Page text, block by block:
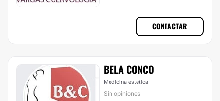
CONTACTAR
BELA CONCO
Medicina estética
Sin opiniones